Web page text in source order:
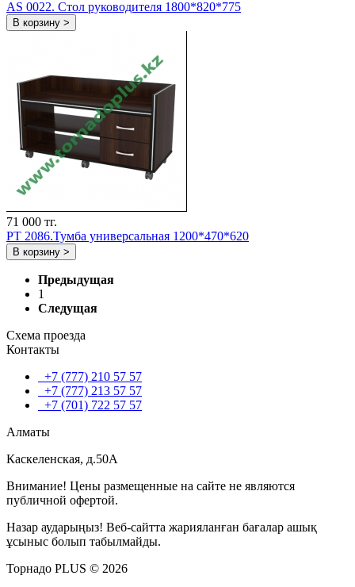
AS 0022. Стол руководителя 1800*820*775
В корзину >
71 000 тг.
РT 2086.Тумба универсальная 1200*470*620
В корзину >
Предыдущая
1
Следущая
Схема проезда
Контакты
+7 (777) 210 57 57
+7 (777) 213 57 57
+7 (701) 722 57 57
Алматы
Каскеленская, д.50А
Внимание! Цены размещенные на сайте не являются
публичной офертой.
Назар аударыңыз! Веб-сайтта жарияланған бағалар ашық
ұсыныс болып табылмайды.
Торнадо PLUS © 2026